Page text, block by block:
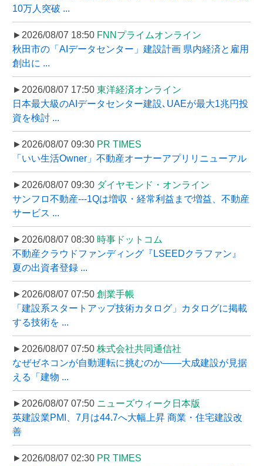
10万人突破 ...
►2026/08/07 18:50 FNNプライムオンライン
秋田市の「AIデータセンター」建設計画 県内経済と雇用
創出に ...
►2026/08/07 17:50 東洋経済オンライン
日本最大級のAIデータセンター建設､UAEが最大1兆円投
資を検討 ...
►2026/08/07 09:30 PR TIMES
「いい生活Owner」不動産オーナーアプリリニューアル
►2026/08/07 09:30 ダイヤモンド・オンライン
サンフロ不動産---1Qは増収・経常利益まで増益、不動産
サービス ...
►2026/08/07 08:30 時事ドットコム
不動産クラウドファンディング『LSEEDクラファン』
夏の出資者登録 ...
►2026/08/07 07:50 創業手帳
「建設系スタートアップ技術カタログ」カタログに掲載
する技術を ...
►2026/08/07 07:50 株式会社共同通信社
なぜゼネコンが自動運転に挑むのか――大成建設が見据
える「建物 ...
►2026/08/07 07:50 ニューズウィーク日本版
英建設業PMI、7月は44.7へ大幅上昇 商業・住宅建設改
善
►2026/08/07 02:30 PR TIMES